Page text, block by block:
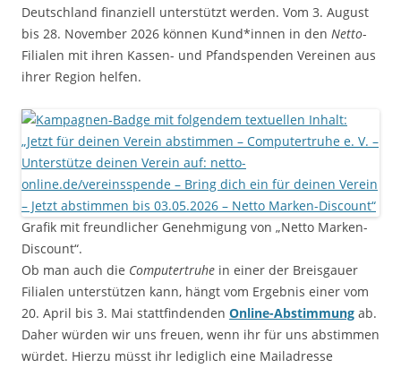
Deutschland finanziell unterstützt werden. Vom 3. August
bis 28. November 2026 können Kund*innen in den Netto-
Filialen mit ihren Kassen- und Pfandspenden Vereinen aus
ihrer Region helfen.
Grafik mit freundlicher Genehmigung von „Netto Marken-
Discount“.
Ob man auch die Computertruhe in einer der Breisgauer
Filialen unterstützen kann, hängt vom Ergebnis einer vom
20. April bis 3. Mai stattfindenden Online-Abstimmung ab.
Daher würden wir uns freuen, wenn ihr für uns abstimmen
würdet. Hierzu müsst ihr lediglich eine Mailadresse